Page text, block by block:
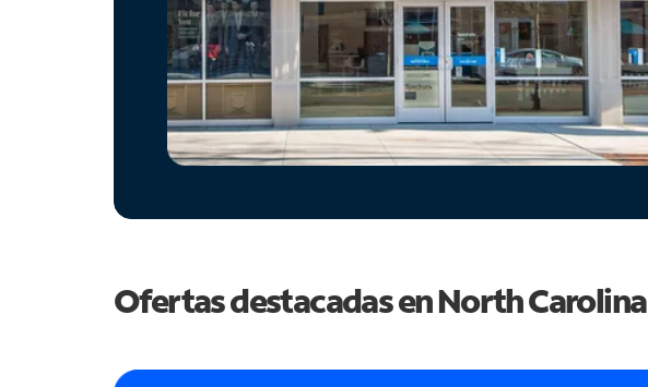
Ofertas destacadas enNorth Carolina